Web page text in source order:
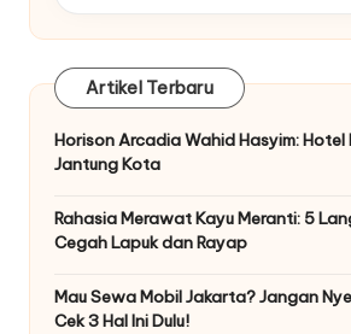
Artikel Terbaru
Horison Arcadia Wahid Hasyim: Hotel
Jantung Kota
Rahasia Merawat Kayu Meranti: 5
Cegah Lapuk dan Rayap
Mau Sewa Mobil Jakarta? Jangan
Cek 3 Hal Ini Dulu!